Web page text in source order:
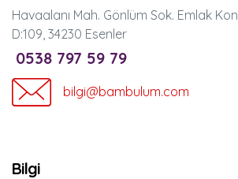
Havaalanı Mah. Gönlüm Sok. Emlak
D:109, 34230 Esenler
0538 797 59 79
bilgi@bambulum.com
Bilgi